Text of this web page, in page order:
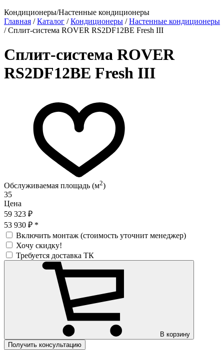
Кондиционеры/Настенные кондиционеры
Главная /Каталог /Кондиционеры /Настенные кондиционеры
/Сплит-система ROVER RS2DF12BE Fresh III
Сплит-система ROVER
RS2DF12BE Fresh III
Обслуживаемая площадь (м2)
35
Цена
59 323 ₽
53 930 ₽ *
Включить монтаж (стоимость уточнит менеджер)
Хочу скидку!
Требуется доставка ТК
В корзину
Получить консультацию